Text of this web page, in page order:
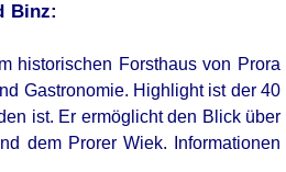
Binz:
historischen Forsthaus von Prora
Gastronomie. Highlight ist der 40
ist. Er ermöglicht den Blick über
dem Prorer Wiek. Informationen